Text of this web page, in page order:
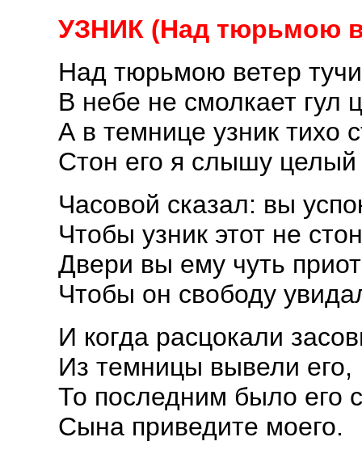
УЗНИК (Над тюрьмою
Над тюрьмою ветер тучи
В небе не смолкает гул
А в темнице узник тихо
Стон его я слышу целый
Часовой сказал: вы
Чтобы узник этот не
Двери вы ему чуть
Чтобы он свободу
И когда расцокали
Из темницы вывели его,
То последним было его
Сына приведите моего.